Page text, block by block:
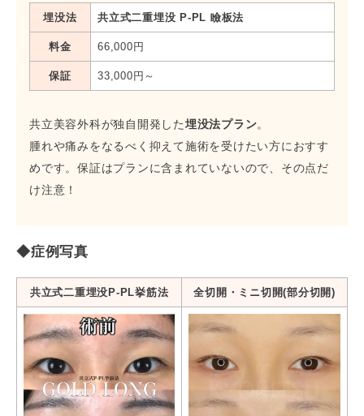
埋没法 共立式二重埋没 P-PL 瞼板法
料金 66,000円
保証 33,000円～
共立美容外科が独自開発した埋没法プラン。
腫れや痛みをなるべく抑えて施術を受けたい方におすす
めです。保証はプランに含まれていないので、その点だ
け注意！
◆症例写真
共立式二重埋没P-PL挙筋法 全切開・ミニ切開(部分切開)